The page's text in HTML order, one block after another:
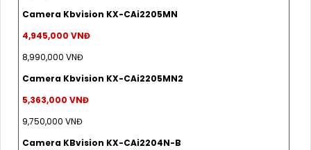
Camera Kbvision KX-CAi2205MN
4,945,000 VNĐ
8,990,000 VNĐ
Camera Kbvision KX-CAi2205MN2
5,363,000 VNĐ
9,750,000 VNĐ
Camera KBvision KX-CAi2204N-B